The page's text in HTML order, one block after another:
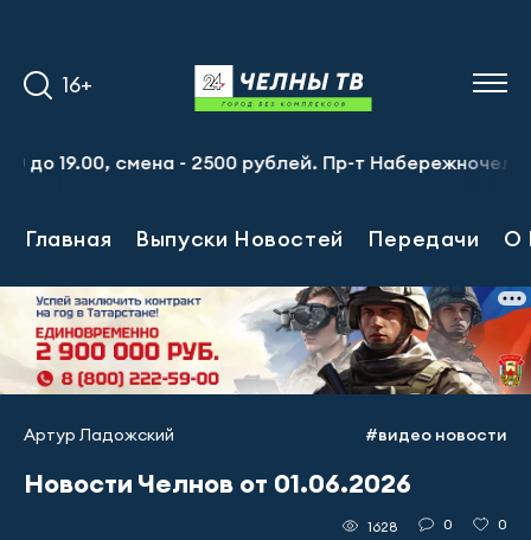
16+
смена - 2500 рублей. Пр-т
Главная Выпуски Новостей Передачи О
Артур Ладожский #видео новости
Новости Челнов от 01.06.2026
1628 0 0